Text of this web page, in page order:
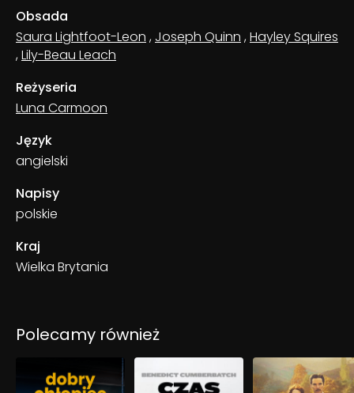
Obsada
Saura Lightfoot-Leon , Joseph Quinn ,Hayley Squires
,Lily-Beau Leach
Reżyseria
Luna Carmoon
Język
angielski
Napisy
polskie
Kraj
Wielka Brytania
Polecamy również